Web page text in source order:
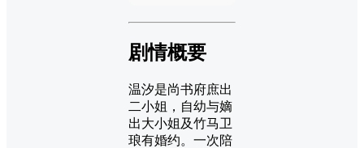
剧情概要
温汐是尚书府庶出
二小姐，自幼与嫡
出大小姐及竹马卫
琅有婚约。一次陪